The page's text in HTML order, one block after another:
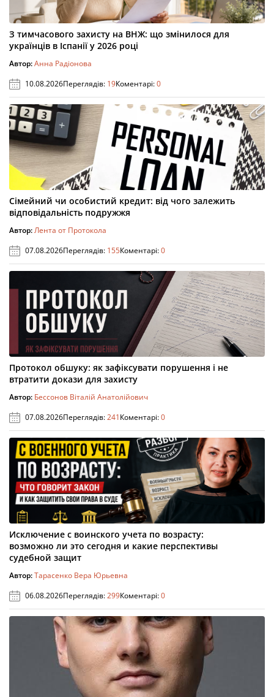
З тимчасового захисту на ВНЖ: що змінилося для
українців в Іспанії у 2026 році
Автор:Анна Радіонова
10.08.2026Переглядів: 19Коментарі:0
Сімейний чи особистий кредит: від чого залежить
відповідальність подружжя
Автор:Лента от Протокола
07.08.2026Переглядів: 155Коментарі:0
Протокол обшуку: як зафіксувати порушення і не
втратити докази для захисту
Автор: Бессонов Віталій Анатолійович
07.08.2026Переглядів:241Коментарі:0
Исключение с воинского учета по возрасту:
возможно ли это сегодня и какие перспективы
судебной защит
Автор:Тарасенко Вера Юрьевна
06.08.2026Переглядів:299Коментарі:0